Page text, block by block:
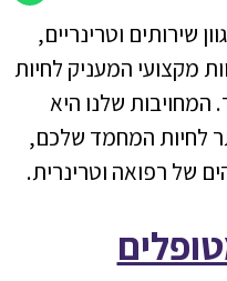
שירותים וטרינריים,
מקצועי המעניק לחיות
שלנו היא
לחיות המחמד שלכם,
של רפואה וטרינרית.